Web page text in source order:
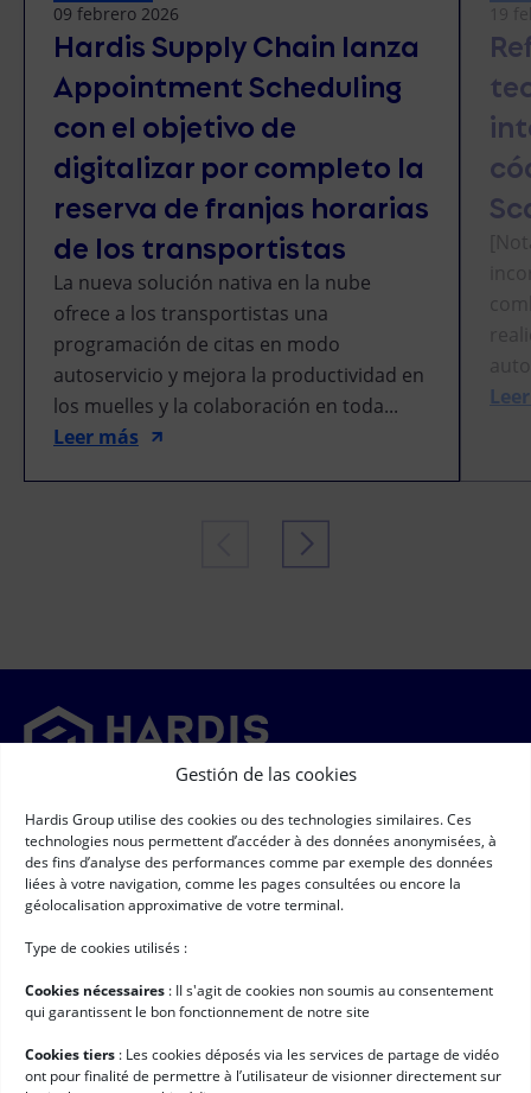
Gestión de las cookies
Hardis Group utilise des cookies ou des technologies similaires. Ces
technologies nous permettent d’accéder à des données anonymisées, à
des fins d’analyse des performances comme par exemple des données
liées à votre navigation, comme les pages consultées ou encore la
géolocalisation approximative de votre terminal.
Type de cookies utilisés :
Cookies nécessaires : II s'agit de cookies non soumis au consentement
qui garantissent le bon fonctionnement de notre site
Cookies tiers : Les cookies déposés via les services de partage de vidéo
ont pour finalité de permettre à l’utilisateur de visionner directement sur
09 febrero 2026
Hardis Supply Chain lanza
Appointment Scheduling
con el objetivo de
digitalizar por completo la
reserva de franjas horarias
de los transportistas
La nueva solución nativa en la nube
ofrece a los transportistas una
programación de citas en modo
autoservicio y mejora la productividad en
los muelles y la colaboración en toda...
Leer más
Newsletter
Newsletter(Obligatorio) ➞
RGPD (Obligatorio)
Acepto que mis datos de carácter personal sean recopilados y
procesados según las condiciones descritas en la página titulada
Enlaces rápidos
Software de logística
Clientes